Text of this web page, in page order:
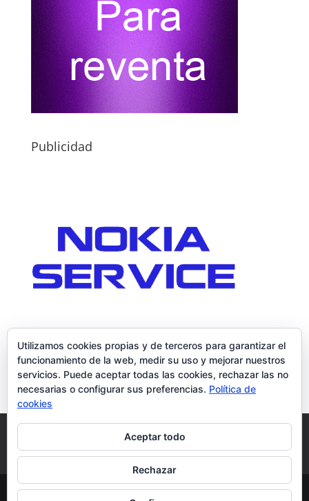
Publicidad
Condiciones y Privacidad
Contacto
Tienda Carrito Mi cuenta
© DoctorMoviles.com | Sitio Construido por
Utilizamos cookies propias y de terceros para garantizar el
funcionamiento de la web, medir su uso y mejorar nuestros
servicios. Puede aceptar todas las cookies, rechazar las no
necesarias o configurar sus preferencias. Política de
cookies
Aceptar todo
Rechazar